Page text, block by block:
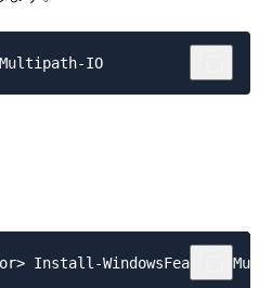
Install-WindowsFeature